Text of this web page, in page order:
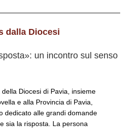
dalla Diocesi
un incontro sul senso
Diocesi di Pavia, insieme
e alla Provincia di Pavia,
dedicato alle grandi domande
sia la risposta. La persona